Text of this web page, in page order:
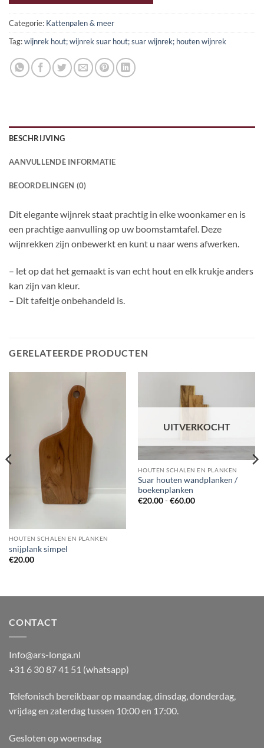
Categorie: Kattenpalen & meer
Tag:wijnrek hout; wijnrek suar hout; suar wijnrek; houten wijnrek
BESCHRIJVING
AANVULLENDE INFORMATIE
BEOORDELINGEN (0)
Dit elegante wijnrek staat prachtig in elke woonkamer en is
een prachtige aanvulling op uw boomstamtafel. Deze
wijnrekken zijn onbewerkt en kunt u naar wens afwerken.
– let op dat het gemaakt is van echt hout en elk krukje anders
kan zijn van kleur.
– Dit tafeltje onbehandeld is.
GERELATEERDE PRODUCTEN
HOUTEN SCHALEN EN PLANKEN
snijplank simpel
€20.00
UITVERKOCHT
HOUTEN SCHALEN EN PLANKEN
Suar houten wandplanken /
boekenplanken
€20.00 - €60.00Prijsklasse:
CONTACT
Info@ars-longa.nl
+31 6 30 87 41 51 (whatsapp)
Telefonisch bereikbaar op maandag, dinsdag, donderdag,
vrijdag en zaterdag tussen 10:00 en 17:00.
Gesloten op woensdag